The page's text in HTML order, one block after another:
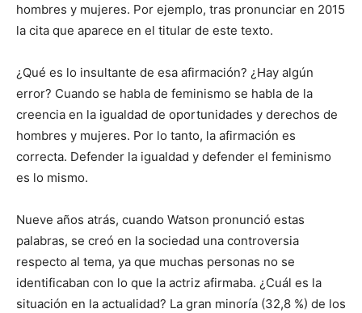
hombres y mujeres. Por ejemplo, tras pronunciar en 2015
la cita que aparece en el titular de este texto.
¿Qué es lo insultante de esa afirmación? ¿Hay algún
error? Cuando se habla de feminismo se habla de la
creencia en la igualdad de oportunidades y derechos de
hombres y mujeres. Por lo tanto, la afirmación es
correcta. Defender la igualdad y defender el feminismo
es lo mismo.
Nueve años atrás, cuando Watson pronunció estas
palabras, se creó en la sociedad una controversia
respecto al tema, ya que muchas personas no se
identificaban con lo que la actriz afirmaba. ¿Cuál es la
situación en la actualidad? La gran minoría (32,8 %) de los